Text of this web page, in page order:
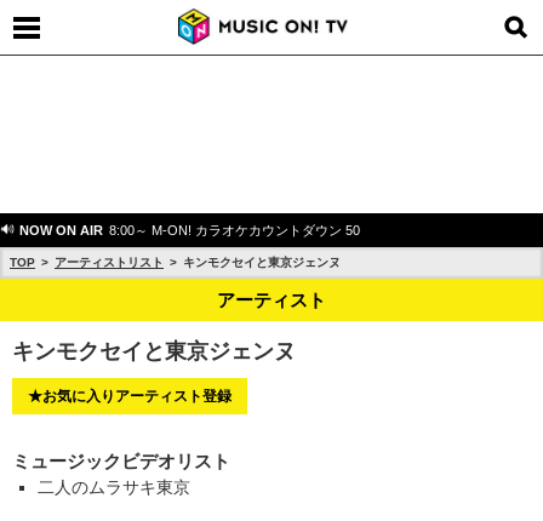
NOW ON AIR 8:00～ M-ON! カラオケカウントダウン 50
TOP アーティストリスト キンモクセイと東京ジェンヌ
アーティスト
キンモクセイと東京ジェンヌ
★お気に入りアーティスト登録
ミュージックビデオリスト
二人のムラサキ東京